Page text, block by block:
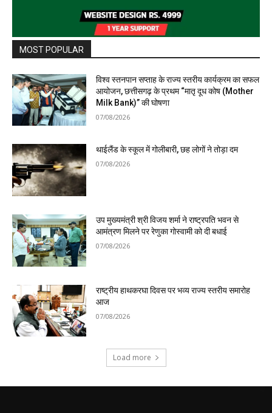
MOST POPULAR
विश्व स्तनपान सप्ताह के राज्य स्तरीय कार्यक्रम का सफल
आयोजन, छत्तीसगढ़ के प्रथम “मातृ दूध कोष (Mother
Milk Bank)” की घोषणा
07/08/2026
थाईलैंड के स्कूल में गोलीबारी, छह लोगों ने तोड़ा दम
07/08/2026
उप मुख्यमंत्री श्री विजय शर्मा ने राष्ट्रपति भवन से
आमंत्रण मिलने पर रेणुका गोस्वामी को दी बधाई
07/08/2026
राष्ट्रीय हाथकरघा दिवस पर भव्य राज्य स्तरीय समारोह
आज
07/08/2026
Load more